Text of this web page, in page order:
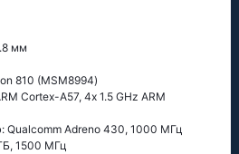
мм
810 (МSМ8994)
Соrtех-А57, 4х 1.5 GНz АRМ
: Qualcomm Adreno 430, 1000 МГц
1500 МГц